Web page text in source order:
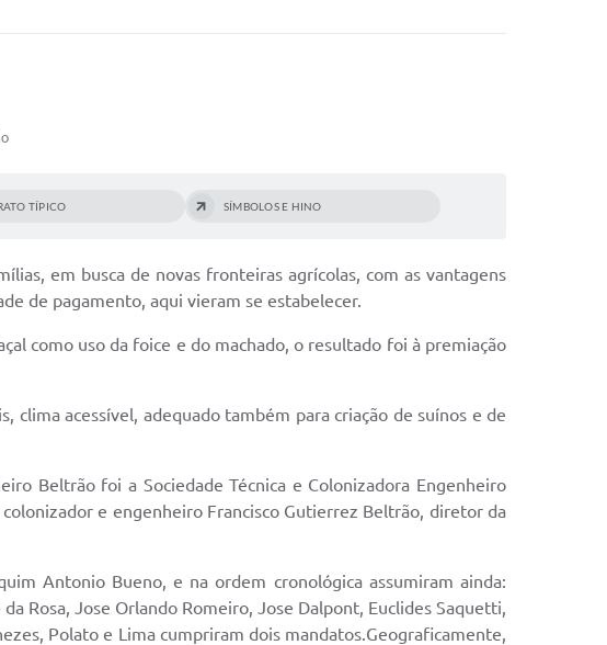
TÍPICO SÍMBOLOS E HINO
em busca de novas fronteiras agrícolas, com as vantagens
de pagamento, aqui vieram se estabelecer.
como uso da foice e do machado, o resultado foi à premiação
clima acessível, adequado também para criação de suínos e de
Beltrão foi a Sociedade Técnica e Colonizadora Engenheiro
e engenheiro Francisco Gutierrez Beltrão, diretor da
Antonio Bueno, e na ordem cronológica assumiram ainda:
Rosa, Jose Orlando Romeiro, Jose Dalpont, Euclides Saquetti,
Polato e Lima cumpriram dois mandatos.Geograficamente,